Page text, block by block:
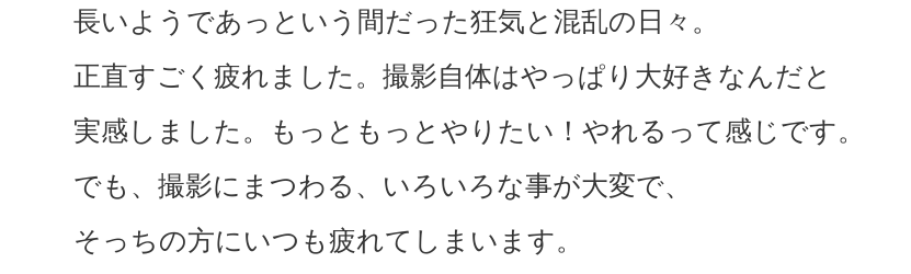
長いようであっという間だった狂気と混乱の日々。
正直すごく疲れました。撮影自体はやっぱり大好きなんだと
実感しました。もっともっとやりたい！やれるって感じです。
でも、撮影にまつわる、いろいろな事が大変で、
そっちの方にいつも疲れてしまいます。